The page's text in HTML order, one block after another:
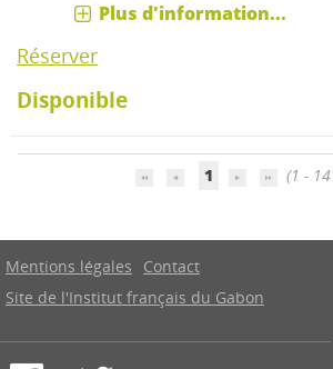
Plus d'information...
Réserver
Disponible
1 (1 -
Mentions légales
Contact
Site de l'Institut français du Gabon